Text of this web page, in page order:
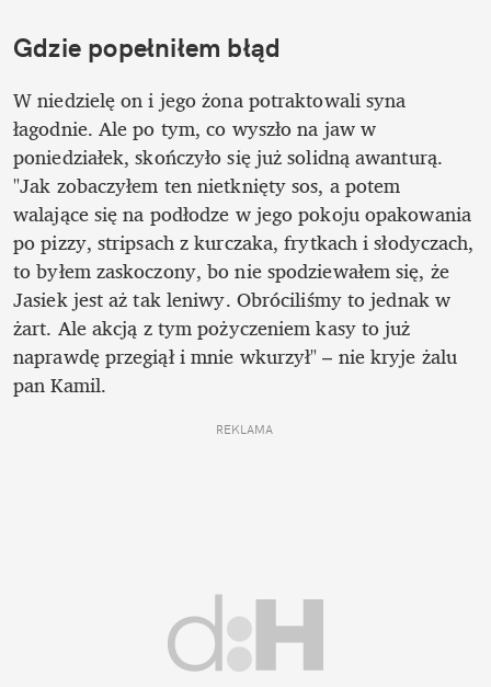
Gdzie popełniłem błąd
W niedzielę on i jego żona potraktowali syna
łagodnie. Ale po tym, co wyszło na jaw w
poniedziałek, skończyło się już solidną awanturą.
"Jak zobaczyłem ten nietknięty sos, a potem
walające się na podłodze w jego pokoju opakowania
po pizzy, stripsach z kurczaka, frytkach i słodyczach,
to byłem zaskoczony, bo nie spodziewałem się, że
Jasiek jest aż tak leniwy. Obróciliśmy to jednak w
żart. Ale akcją z tym pożyczeniem kasy to już
naprawdę przegiął i mnie wkurzył" – nie kryje żalu
pan Kamil.
REKLAMA